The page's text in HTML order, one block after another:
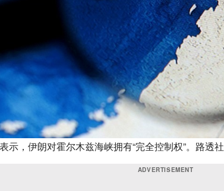
示，伊朗对霍尔木兹海峡拥有“完全控制权”。路透社